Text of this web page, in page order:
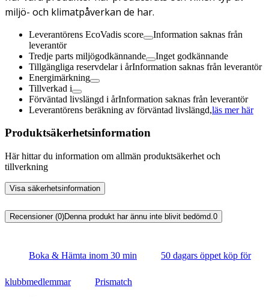
miljö- och klimatpåverkan de har.
Leverantörens EcoVadis score
Information saknas från
leverantör
Tredje parts miljögodkännande
Inget godkännande
Tillgängliga reservdelar i årInformation saknas från leverantör
Energimärkning
Tillverkad i
Förväntad livslängd i årInformation saknas från leverantör
Leverantörens beräkning av förväntad livslängd,läs mer här
Produktsäkerhetsinformation
Här hittar du information om allmän produktsäkerhet och
tillverkning
Visa säkerhetsinformation
Recensioner (0)Denna produkt har ännu inte blivit bedömd. 0
Boka & Hämta inom 30 min 50 dagars öppet köp för
klubbmedlemmar Prismatch